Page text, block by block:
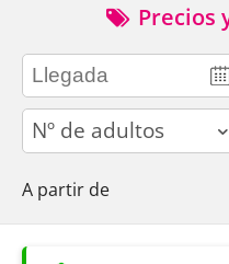
Precios
adults
A partir de